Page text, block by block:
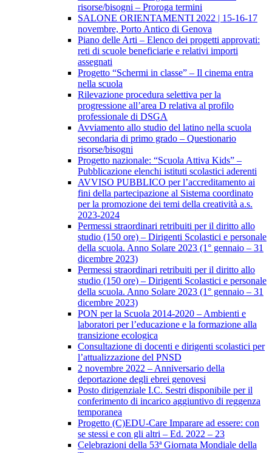
risorse/bisogni – Proroga termini
SALONE ORIENTAMENTI 2022 | 15-16-17
novembre, Porto Antico di Genova
Piano delle Arti – Elenco dei progetti approvati:
reti di scuole beneficiarie e relativi importi
assegnati
Progetto “Schermi in classe” – Il cinema entra
nella scuola
Rilevazione procedura selettiva per la
progressione all’area D relativa al profilo
professionale di DSGA
Avviamento allo studio del latino nella scuola
secondaria di primo grado – Questionario
risorse/bisogni
Progetto nazionale: “Scuola Attiva Kids” –
Pubblicazione elenchi istituti scolastici aderenti
AVVISO PUBBLICO per l’accreditamento ai
fini della partecipazione al Sistema coordinato
per la promozione dei temi della creatività a.s.
2023-2024
Permessi straordinari retribuiti per il diritto allo
studio (150 ore) – Dirigenti Scolastici e personale
della scuola. Anno Solare 2023 (1° gennaio – 31
dicembre 2023)
Permessi straordinari retribuiti per il diritto allo
studio (150 ore) – Dirigenti Scolastici e personale
della scuola. Anno Solare 2023 (1° gennaio – 31
dicembre 2023)
PON per la Scuola 2014-2020 – Ambienti e
laboratori per l’educazione e la formazione alla
transizione ecologica
Consultazione di docenti e dirigenti scolastici per
l’attualizzazione del PNSD
2 novembre 2022 – Anniversario della
deportazione degli ebrei genovesi
Posto dirigenziale I.C. Sestri disponibile per il
conferimento di incarico aggiuntivo di reggenza
temporanea
Progetto (C)EDU-Care Imparare ad essere: con
se stessi e con gli altri – Ed. 2022 – 23
Celebrazioni della 53ª Giornata Mondiale della